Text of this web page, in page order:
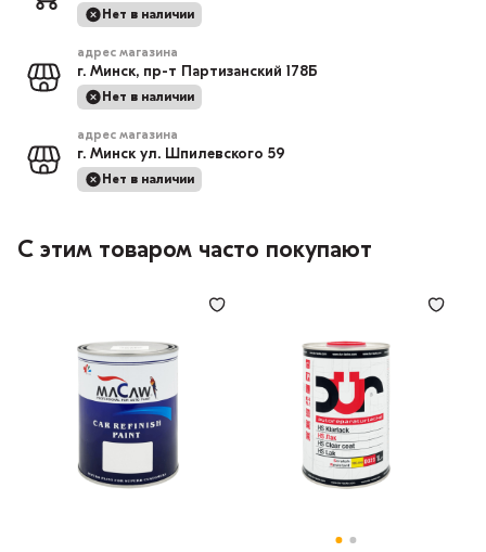
Нет в наличии
адрес магазина
г. Минск, пр-т Партизанский 178Б
Нет в наличии
адрес магазина
г. Минск ул. Шпилевского 59
Нет в наличии
С этим товаром часто покупают